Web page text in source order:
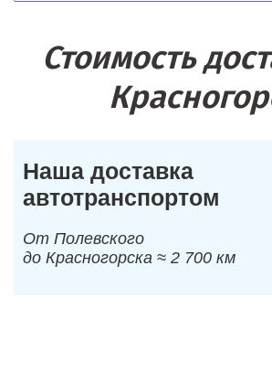
Стоимость
Наша доставка
автотранспортом
От Полевского
до Красногорска ≈ 2 700 км